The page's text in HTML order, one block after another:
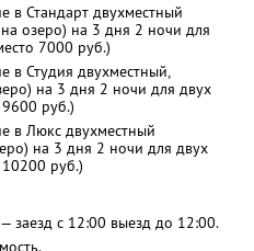
в Стандарт двухместный
озеро) на 3 дня 2 ночи для
7000 руб.)
в Студия двухместный,
на 3 дня 2 ночи для двух
руб.)
в Люкс двухместный
на 3 дня 2 ночи для двух
руб.)
заезд с 12:00 выезд до 12:00.